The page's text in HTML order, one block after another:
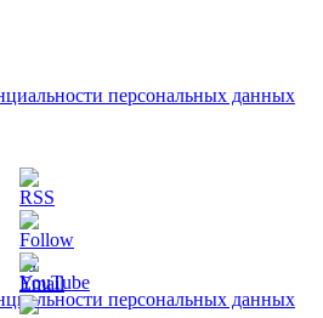
персональных данных
персональных данных